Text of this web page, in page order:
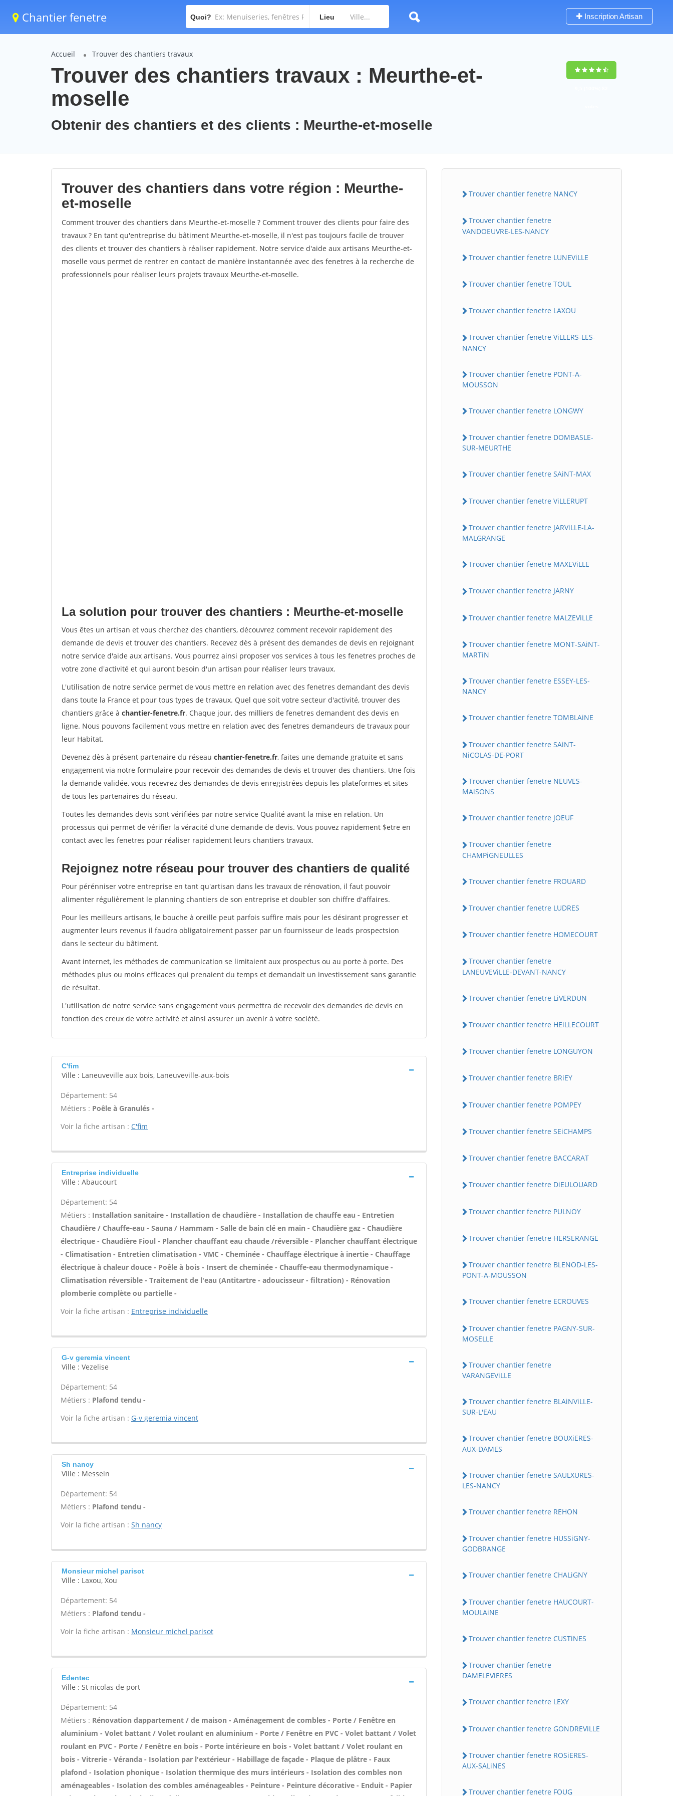
Chantier fenetre Quoi? Lieu Inscription Artisan
Accueil Trouver des chantiers travaux
Trouver des chantiers travaux : Meurthe-et-
moselle
Obtenir des chantiers et des clients : Meurthe-et-moselle
Trouver des chantiers dans votre région : Meurthe-
et-moselle
Comment trouver des chantiers dans Meurthe-et-moselle ? Comment trouver des clients pour faire des
travaux ? En tant qu'entreprise du bâtiment Meurthe-et-moselle, il n'est pas toujours facile de trouver
des clients et trouver des chantiers à réaliser rapidement. Notre service d'aide aux artisans Meurthe-et-
moselle vous permet de rentrer en contact de manière instantannée avec des fenetres à la recherche de
professionnels pour réaliser leurs projets travaux Meurthe-et-moselle.
La solution pour trouver des chantiers : Meurthe-et-moselle
Vous êtes un artisan et vous cherchez des chantiers, découvrez comment recevoir rapidement des
demande de devis et trouver des chantiers. Recevez dès à présent des demandes de devis en rejoignant
notre service d'aide aux artisans. Vous pourrez ainsi proposer vos services à tous les fenetres proches de
votre zone d'activité et qui auront besoin d'un artisan pour réaliser leurs travaux.
L'utilisation de notre service permet de vous mettre en relation avec des fenetres demandant des devis
dans toute la France et pour tous types de travaux. Quel que soit votre secteur d'activité, trouver des
chantiers grâce à chantier-fenetre.fr. Chaque jour, des milliers de fenetres demandent des devis en
ligne. Nous pouvons facilement vous mettre en relation avec des fenetres demandeurs de travaux pour
leur Habitat.
Devenez dès à présent partenaire du réseau chantier-fenetre.fr, faites une demande gratuite et sans
engagement via notre formulaire pour recevoir des demandes de devis et trouver des chantiers. Une fois
la demande validée, vous recevrez des demandes de devis enregistrées depuis les plateformes et sites
de tous les partenaires du réseau.
Toutes les demandes devis sont vérifiées par notre service Qualité avant la mise en relation. Un
processus qui permet de vérifier la véracité d'une demande de devis. Vous pouvez rapidement $etre en
contact avec les fenetres pour réaliser rapidement leurs chantiers travaux.
Rejoignez notre réseau pour trouver des chantiers de qualité
Pour pérénniser votre entreprise en tant qu'artisan dans les travaux de rénovation, il faut pouvoir
alimenter régulièrement le planning chantiers de son entreprise et doubler son chiffre d'affaires.
Pour les meilleurs artisans, le bouche à oreille peut parfois suffire mais pour les désirant progresser et
augmenter leurs revenus il faudra obligatoirement passer par un fournisseur de leads prospectsion
dans le secteur du bâtiment.
Avant internet, les méthodes de communication se limitaient aux prospectus ou au porte à porte. Des
méthodes plus ou moins efficaces qui prenaient du temps et demandait un investissement sans garantie
de résultat.
L'utilisation de notre service sans engagement vous permettra de recevoir des demandes de devis en
fonction des creux de votre activité et ainsi assurer un avenir à votre société.
C'fim
Ville : Laneuveville aux bois, Laneuveville-aux-bois
Département: 54
Métiers : Poêle à Granulés -
Voir la fiche artisan : C'fim
Entreprise individuelle
Ville : Abaucourt
Département: 54
Métiers : Installation sanitaire - Installation de chaudière - Installation de chauffe eau - Entretien
Chaudière / Chauffe-eau - Sauna / Hammam - Salle de bain clé en main - Chaudière gaz - Chaudière
électrique - Chaudière Fioul - Plancher chauffant eau chaude /réversible - Plancher chauffant électrique
- Climatisation - Entretien climatisation - VMC - Cheminée - Chauffage électrique à inertie - Chauffage
électrique à chaleur douce - Poêle à bois - Insert de cheminée - Chauffe-eau thermodynamique -
Climatisation réversible - Traitement de l'eau (Antitartre - adoucisseur - filtration) - Rénovation
plomberie complète ou partielle -
Voir la fiche artisan : Entreprise individuelle
G-v geremia vincent
Ville : Vezelise
Département: 54
Métiers : Plafond tendu -
Voir la fiche artisan : G-v geremia vincent
Sh nancy
Ville : Messein
Département: 54
Métiers : Plafond tendu -
Voir la fiche artisan : Sh nancy
Monsieur michel parisot
Ville : Laxou, Xou
Département: 54
Métiers : Plafond tendu -
Voir la fiche artisan : Monsieur michel parisot
Edentec
Ville : St nicolas de port
Département: 54
Métiers : Rénovation dappartement / de maison - Aménagement de combles - Porte / Fenêtre en
aluminium - Volet battant / Volet roulant en aluminium - Porte / Fenêtre en PVC - Volet battant / Volet
roulant en PVC - Porte / Fenêtre en bois - Porte intérieure en bois - Volet battant / Volet roulant en
bois - Vitrerie - Véranda - Isolation par l'extérieur - Habillage de façade - Plaque de plâtre - Faux
plafond - Isolation phonique - Isolation thermique des murs intérieurs - Isolation des combles non
aménageables - Isolation des combles aménageables - Peinture - Peinture décorative - Enduit - Papier
Trouver chantier fenetre NANCY
Trouver chantier fenetre
VANDOEUVRE-LES-NANCY
Trouver chantier fenetre LUNEViLLE
Trouver chantier fenetre TOUL
Trouver chantier fenetre LAXOU
Trouver chantier fenetre ViLLERS-LES-
NANCY
Trouver chantier fenetre PONT-A-
MOUSSON
Trouver chantier fenetre LONGWY
Trouver chantier fenetre DOMBASLE-
SUR-MEURTHE
Trouver chantier fenetre SAiNT-MAX
Trouver chantier fenetre ViLLERUPT
Trouver chantier fenetre JARViLLE-LA-
MALGRANGE
Trouver chantier fenetre MAXEViLLE
Trouver chantier fenetre JARNY
Trouver chantier fenetre MALZEViLLE
Trouver chantier fenetre MONT-SAiNT-
MARTiN
Trouver chantier fenetre ESSEY-LES-
NANCY
Trouver chantier fenetre TOMBLAiNE
Trouver chantier fenetre SAiNT-
NiCOLAS-DE-PORT
Trouver chantier fenetre NEUVES-
MAiSONS
Trouver chantier fenetre JOEUF
Trouver chantier fenetre
CHAMPiGNEULLES
Trouver chantier fenetre FROUARD
Trouver chantier fenetre LUDRES
Trouver chantier fenetre HOMECOURT
Trouver chantier fenetre
LANEUVEViLLE-DEVANT-NANCY
Trouver chantier fenetre LiVERDUN
Trouver chantier fenetre HEiLLECOURT
Trouver chantier fenetre LONGUYON
Trouver chantier fenetre BRiEY
Trouver chantier fenetre POMPEY
Trouver chantier fenetre SEiCHAMPS
Trouver chantier fenetre BACCARAT
Trouver chantier fenetre DiEULOUARD
Trouver chantier fenetre PULNOY
Trouver chantier fenetre HERSERANGE
Trouver chantier fenetre BLENOD-LES-
PONT-A-MOUSSON
Trouver chantier fenetre ECROUVES
Trouver chantier fenetre PAGNY-SUR-
MOSELLE
Trouver chantier fenetre
VARANGEViLLE
Trouver chantier fenetre BLAiNViLLE-
SUR-L'EAU
Trouver chantier fenetre BOUXiERES-
AUX-DAMES
Trouver chantier fenetre SAULXURES-
LES-NANCY
Trouver chantier fenetre REHON
Trouver chantier fenetre HUSSiGNY-
GODBRANGE
Trouver chantier fenetre CHALiGNY
Trouver chantier fenetre HAUCOURT-
MOULAiNE
Trouver chantier fenetre CUSTiNES
Trouver chantier fenetre
DAMELEViERES
Trouver chantier fenetre LEXY
Trouver chantier fenetre GONDREViLLE
Trouver chantier fenetre ROSiERES-
AUX-SALiNES
Trouver chantier fenetre FOUG